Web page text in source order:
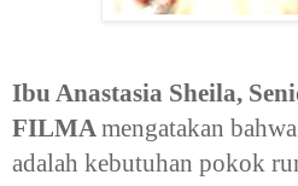
Ibu Anastasia Sheila,
FILMAmengatakan
adalah kebutuhan pokok